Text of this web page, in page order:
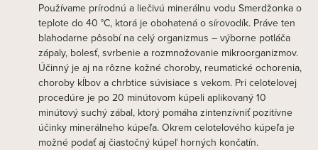
Používame prírodnú a liečivú minerálnu vodu Smerdžonka o
teplote do 40 °C, ktorá je obohatená o sírovodík. Práve ten
blahodarne pôsobí na celý organizmus – výborne potláča
zápaly, bolesť, svrbenie a rozmnožovanie mikroorganizmov.
Účinný je aj na rôzne kožné choroby, reumatické ochorenia,
choroby kĺbov a chrbtice súvisiace s vekom. Pri celotelovej
procedúre je po 20 minútovom kúpeli aplikovaný 10
minútový suchý zábal, ktorý pomáha zintenzívniť pozitívne
účinky minerálneho kúpeľa. Okrem celotelového kúpeľa je
možné podať aj čiastočný kúpeľ horných končatín.